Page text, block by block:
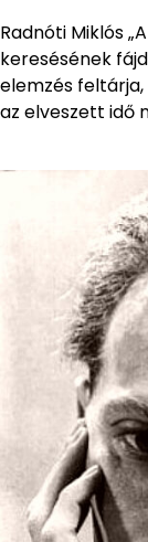
Radnóti Miklós
keresésének
elemzés
az elveszett idő